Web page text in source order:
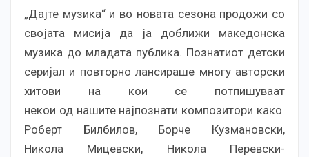
„Дајте музика“ и во новата сезона продожи со
својата мисија да ја доближи македонска
музика до младата публика. Познатиот детски
серијал и повторно лансираше многу авторски
хитови на кои се потпишуваат
некои од нашите најпознати композитори како
Роберт Билбилов, Борче Кузмановски,
Никола Мицевски, Никола Перевски-